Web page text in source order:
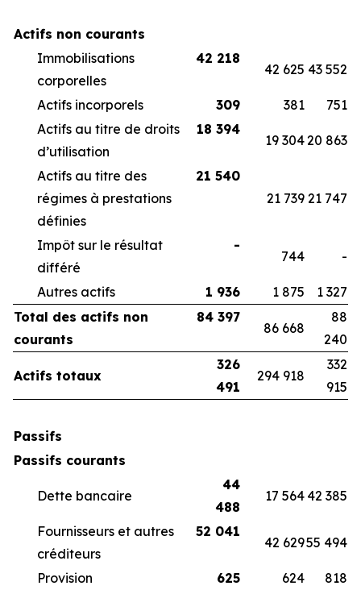
Actifs non courants
Immobilisations
corporelles
42 218
42 625 43 552
Actifs incorporels 309 381
751
Actifs au titre de droits
d’utilisation
18 394
19 30420 863
Actifs au titre des
régimes à prestations
définies
21 540
21 739 21 747
Impôt sur le résultat
différé
-
744 -
Autres actifs 1 936 1 875
1 327
Total des actifs non
courants
84 397
86 668
88
240
Actifs totaux
326
491
294 918
332
915
Passifs
Passifs courants
Dette bancaire
44
488
17 564 42 385
Fournisseurs et autres
créditeurs
52 041
42 62955 494
Provision 625 624
818